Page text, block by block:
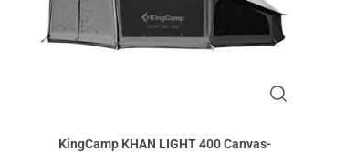
KingCamp KHAN LIGHT 400 Canvas-